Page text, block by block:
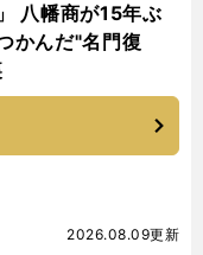
八幡商が15年ぶ
かんだ"名門復
2026.08.09更新